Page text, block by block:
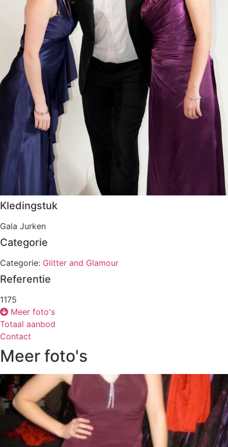
Kledingstuk
Gala Jurken
Categorie
Categorie: Glitter and Glamour
Referentie
1175
Meer foto's
Totaal aanbod
Contact
Meer foto's